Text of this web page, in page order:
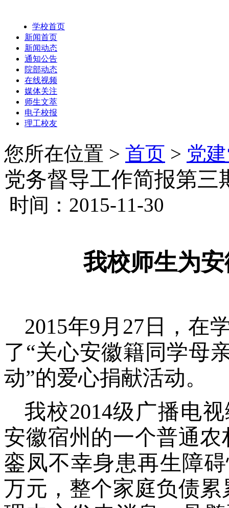
学校首页
新闻首页
新闻动态
通知公告
院部动态
在线视频
媒体关注
师生文萃
电子校报
理工校友
您所在位置 > 首页 > 党
党务督导工作简报第三
时间：2015-11-30
我校师生为
2015年9月27日，在
了“关心安徽籍同学母
动”的爱心捐献活动。
我校2014级广播电
安徽宿州的一个普通农
銮凤不幸身患再生障
万元，整个家庭负债累